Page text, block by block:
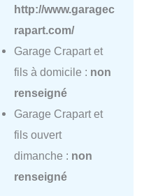
http://www.garagec
rapart.com/
Garage Crapart et
fils à domicile : non
renseigné
Garage Crapart et
fils ouvert
dimanche : non
renseigné